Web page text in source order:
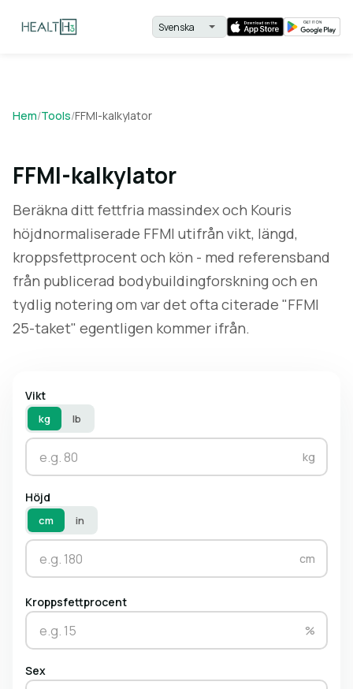
Hem/Tools/FFMI-kalkylator
FFMI-kalkylator
Beräkna ditt fettfria massindex och Kouris
höjdnormaliserade FFMI utifrån vikt, längd,
kroppsfettprocent och kön - med referensband
från publicerad bodybuildingforskning och en
tydlig notering om var det ofta citerade "FFMI
25-taket" egentligen kommer ifrån.
Vikt
kg lb
kg
Höjd
cm in
cm
Kroppsfettprocent
%
Sex